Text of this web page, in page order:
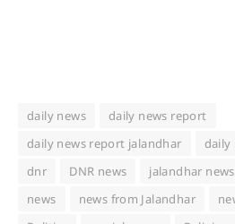
daily news
daily news report
daily news report jalandhar
daily
dnr
DNR news jalandhar news
news
news from Jalandhar